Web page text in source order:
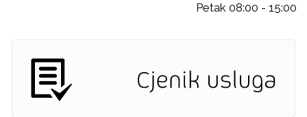
Petak 08:00 - 15:00